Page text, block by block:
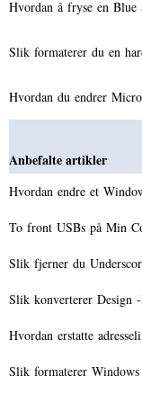
Hvordan å fryse en Blue
Slik formaterer du en
Hvordan du endrer
Anbefalte artikler
Hvordan endre et
To front USBs på Min
Slik fjerner du
Slik konverterer
Hvordan erstatte
Slik formaterer